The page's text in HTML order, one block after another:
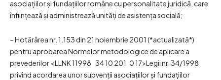
asociaţiilor şi fundaţiilor române cu personalitate juridică, care
înfiinţează şi administrează unităţi de asistenţa socială;
– Hotărârea nr. 1.153 din 21 noiembrie 2001 (*actualizată*)
pentru aprobarea Normelor metodologice de aplicare a
prevederilor <LLNK 11998 34 10 201 0 17>Legii nr. 34/1998
privind acordarea unor subvenţii asociaţiilor şi fundaţiilor